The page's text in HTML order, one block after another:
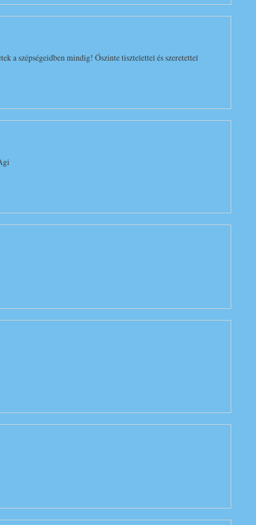
a szépségeidben mindig! Őszinte tisztelettel és szeretettel